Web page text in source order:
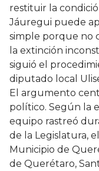
restituir la
Jáuregui puede
simple porque no
la extinción
siguió el
diputado local
El argumento
político. Según la
equipo rastreó
de la Legislatura,
Municipio de
de Querétaro,